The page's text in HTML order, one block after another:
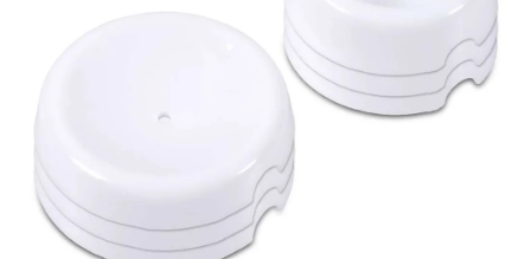
ZDRAVÉ PEČENÍ
TÉMATICKÉ PRODUKTY